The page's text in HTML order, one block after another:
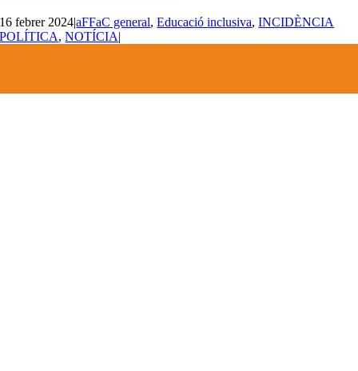
16 febrer 2024|aFFaC general,Educació inclusiva,INCIDÈNCIA
POLÍTICA,NOTÍCIA|